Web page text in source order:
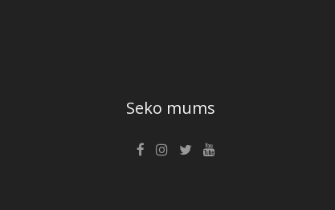
Seko mums